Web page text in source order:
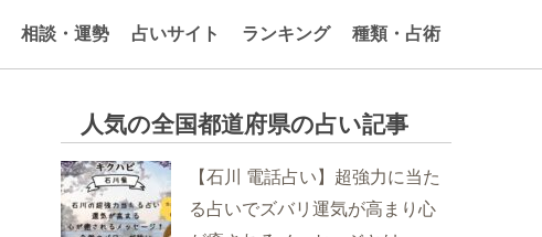
相談・運勢 占いサイト ランキング 種類・占術
人気の全国都道府県の占い記事
【石川 電話占い】超強力に当た
る占いでズバリ運気が高まり心